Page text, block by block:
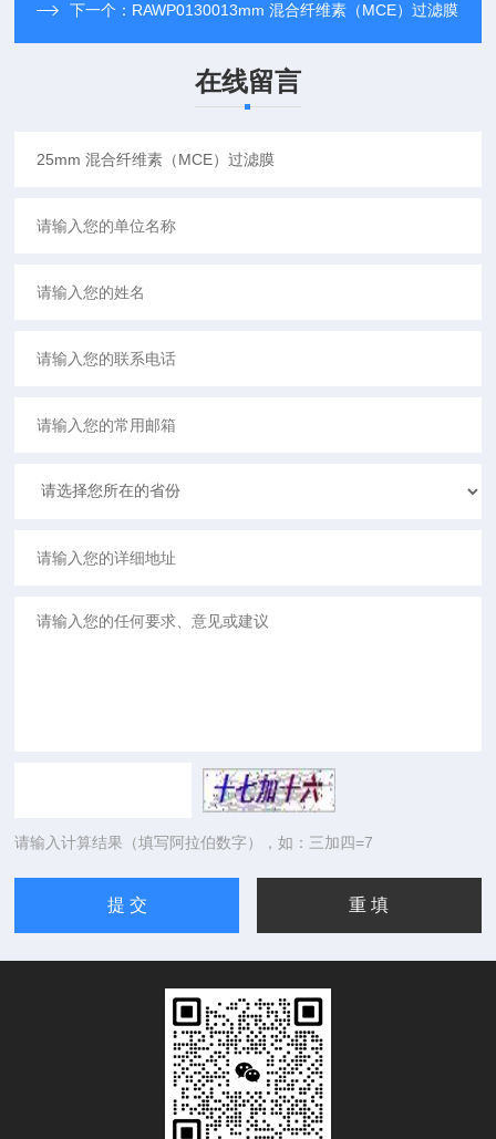
下一个： RAWP0130013mm 混合纤维素（MCE）过滤膜
在线留言
请输入计算结果（填写阿拉伯数字），如：三加四=7